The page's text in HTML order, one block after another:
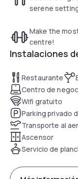
serene
Make the
centre!
Instalaciones
Restaurante
Centro de
Wifi gratuito
Parking privado
Transporte al
Ascensor
Servicio de